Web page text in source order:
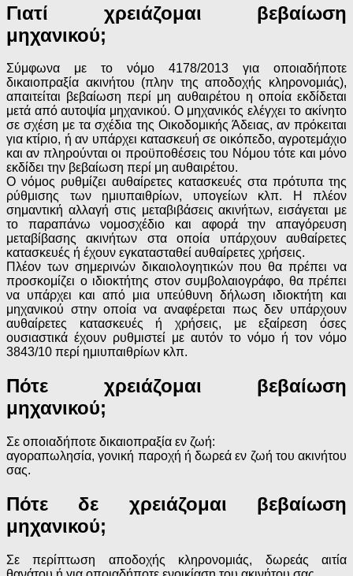
Γιατί χρειάζομαι βεβαίωση
μηχανικού;
Σύμφωνα με το νόμο 4178/2013
για οποιαδήποτε
δικαιοπραξία ακινήτου (πλην της αποδοχής κληρονομιάς),
απαιτείται βεβαίωση περί μη αυθαιρέτου η οποία εκδίδεται
μετά από αυτοψία μηχανικού. Ο μηχανικός ελέγχει το ακίνητο
σε σχέση με τα σχέδια της Οικοδομικής Άδειας, αν πρόκειται
για κτίριο, ή αν υπάρχει κατασκευή σε οικόπεδο, αγροτεμάχιο
και αν πληρούνται οι προϋποθέσεις του Νόμου τότε και μόνο
εκδίδει την βεβαίωση περί μη αυθαιρέτου.
Ο νόμος ρυθμίζει αυθαίρετες κατασκευές στα πρότυπα της
ρύθμισης των ημιυπαιθρίων, υπογείων κλπ. Η πλέον
σημαντική αλλαγή στις μεταβιβάσεις ακινήτων, εισάγεται με
το παραπάνω νομοσχέδιο και αφορά την απαγόρευση
μεταβίβασης ακινήτων στα οποία υπάρχουν αυθαίρετες
κατασκευές ή έχουν εγκατασταθεί αυθαίρετες χρήσεις.
Πλέον των σημερινών δικαιολογητικών που θα πρέπει να
προσκομίζει ο ιδιοκτήτης στον συμβολαιογράφο, θα πρέπει
να υπάρχει και από μια υπεύθυνη δήλωση ιδιοκτήτη και
μηχανικού στην οποία να αναφέρεται πως δεν υπάρχουν
αυθαίρετες κατασκευές ή χρήσεις, με εξαίρεση όσες
ουσιαστικά έχουν ρυθμιστεί με αυτόν το νόμο ή τον νόμο
3843/10 περί ημιυπαιθρίων κλπ.
Πότε χρειάζομαι βεβαίωση
μηχανικού;
Σε οποιαδήποτε δικαιοπραξία εν ζωή:
αγοραπωλησία, γονική παροχή ή δωρεά εν ζωή του ακινήτου
σας.
Πότε δε χρειάζομαι βεβαίωση
μηχανικού;
Σε περίπτωση αποδοχής κληρονομιάς, δωρεάς αιτία